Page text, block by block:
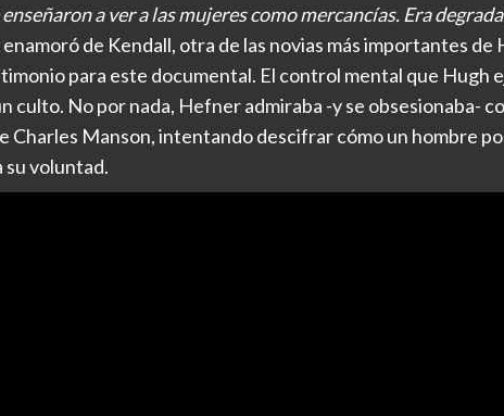
a ver a las mujeres como mercancías. Era
enamoró de Kendall, otra de las novias más importantes de
para este documental. El control mental que Hugh
culto. No por nada, Hefner admiraba -y se obsesionaba-
Charles Manson, intentando descifrar cómo un hombre
su voluntad.